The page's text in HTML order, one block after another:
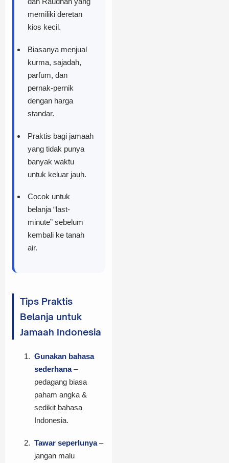
memiliki deretan
kios kecil.
Biasanya menjual
kurma, sajadah,
parfum, dan
pernak-pernik
dengan harga
standar.
Praktis bagi jamaah
yang tidak punya
banyak waktu
untuk keluar jauh.
Cocok untuk
belanja “last-
minute” sebelum
kembali ke tanah
air.
Tips Praktis
Belanja untuk
Jamaah Indonesia
Gunakan bahasa
sederhana–
pedagang biasa
paham angka &
sedikit bahasa
Indonesia.
Tawar seperlunya–
jangan malu